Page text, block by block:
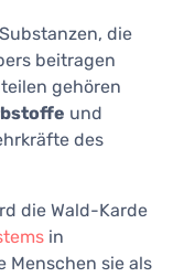
die
beitragen
gehören
und
des
die Wald-Karde
in
Menschen sie als